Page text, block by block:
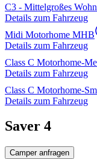
C3 - Mittelgroßes
Details zum Fahrzeug
Midi Motorhome MHB
Details zum Fahrzeug
Class C Motorhome-
Details zum Fahrzeug
Class C Motorhome-
Details zum Fahrzeug
Saver 4
Camper anfragen